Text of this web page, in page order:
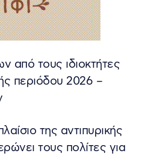
από τους ιδιοκτήτες
περιόδου 2026 –
της αντιπυρικής
τους πολίτες για